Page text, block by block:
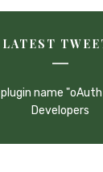
LATEST
plugin name
Developers